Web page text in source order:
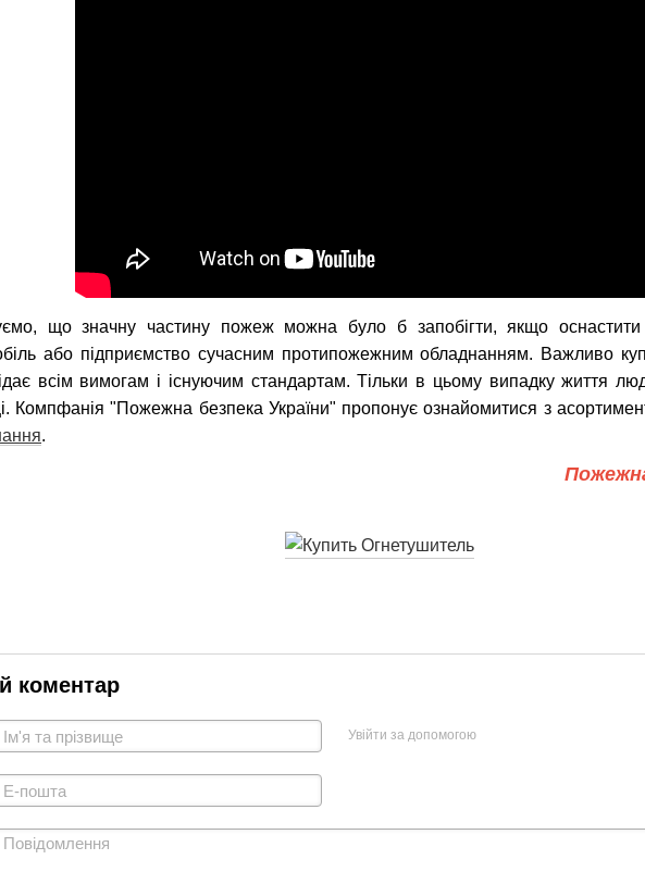
що значну частину пожеж можна було б запобігти, якщо оснастити
або підприємство сучасним протипожежним обладнанням. Важливо
всім вимогам і існуючим стандартам. Тільки в цьому випадку життя
Компфанія "Пожежна безпека України" пропонує ознайомитися з
.
коментар
Увійти за допомогою